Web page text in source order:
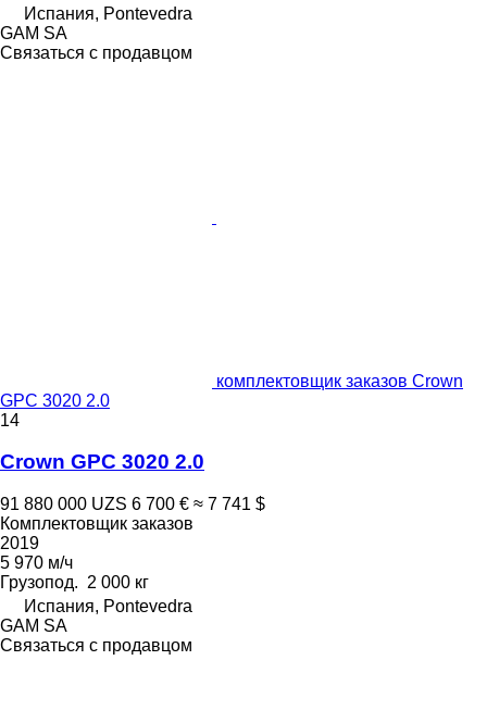
Испания, Pontevedra
GAM SA
Связаться с продавцом
комплектовщик заказов Crown
GPC 3020 2.0
14
Crown GPC 3020 2.0
91 880 000 UZS 6 700 € ≈ 7 741 $
Комплектовщик заказов
2019
5 970 м/ч
Грузопод. 2 000 кг
Испания, Pontevedra
GAM SA
Связаться с продавцом